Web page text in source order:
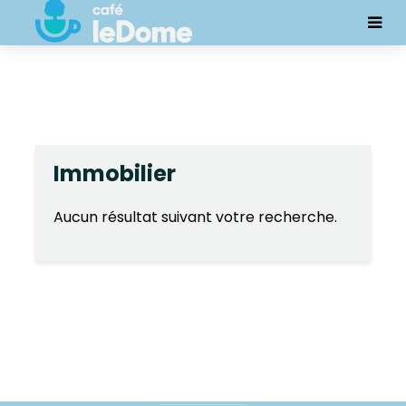
Immobilier
Aucun résultat suivant votre recherche.